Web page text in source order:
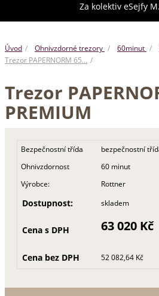
Za kolektiv eSejfy
Úvod Ohnivzdorné trezory 60minut
Trezor PAPERNORM 65…
Trezor
PREMIUM
Bezpečnostní třída
bezpečnostní
Ohnivzdornost
60 minut
Výrobce:
Rottner
Dostupnost: skladem
Cena s DPH 63 020 Kč
Cena bez DPH 52 082,64 Kč